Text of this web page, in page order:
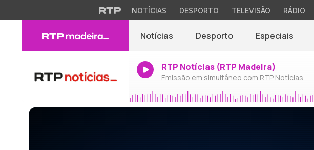
NOTÍCIAS DESPORTO TELEVISÃO RÁDIO
Notícias Desporto Especiais
RTP Notícias (RTP Madeira)
Emissão em simultâneo com RTP Notícias